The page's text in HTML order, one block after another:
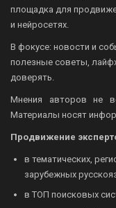
площадка для
и нейросетях.
В фокусе: новости и
полезные советы,
доверять.
Мнения авторов не
Материалы носят
Продвижение
в тематических,
зарубежных
в ТОП поисковых